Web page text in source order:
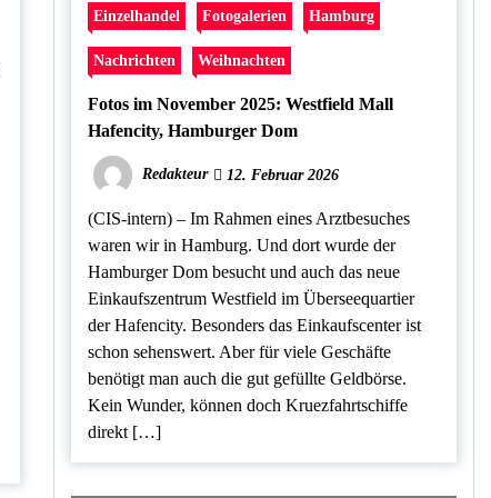
Einzelhandel Fotogalerien Hamburg
Nachrichten Weihnachten
Fotos im November 2025: Westfield Mall
Hafencity, Hamburger Dom
Redakteur 12. Februar 2026
(CIS-intern) – Im Rahmen eines Arztbesuches
waren wir in Hamburg. Und dort wurde der
Hamburger Dom besucht und auch das neue
Einkaufszentrum Westfield im Überseequartier
der Hafencity. Besonders das Einkaufscenter ist
schon sehenswert. Aber für viele Geschäfte
benötigt man auch die gut gefüllte Geldbörse.
Kein Wunder, können doch Kruezfahrtschiffe
direkt […]